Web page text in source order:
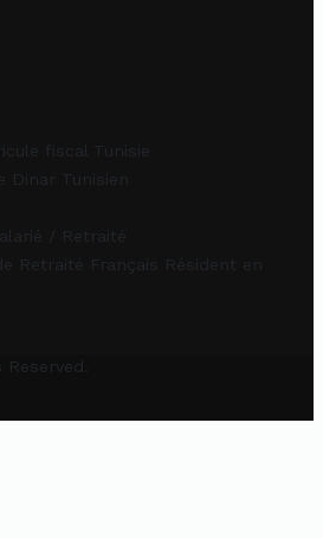
fiscal Tunisie
Dinar Tunisien
/ Retraité
Retraité Français Résident en